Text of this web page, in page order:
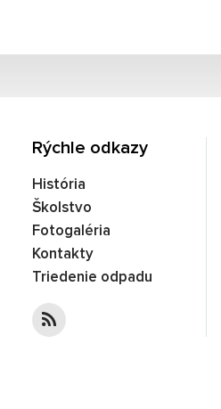
Rýchle odkazy
História
Školstvo
Fotogaléria
Kontakty
Triedenie odpadu